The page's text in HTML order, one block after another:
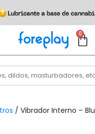
0
/ Vibrador Interno –